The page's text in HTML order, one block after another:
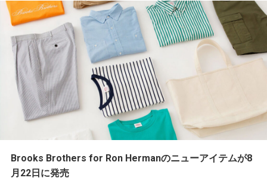
Brooks Brothers for Ron Hermanのニューアイテムが8
月22日に発売